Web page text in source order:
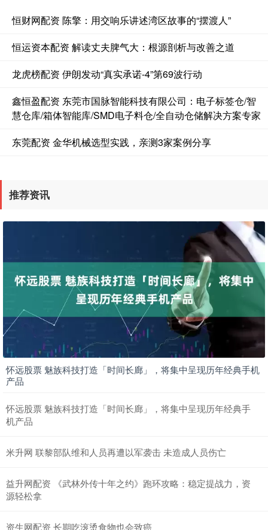
恒财网配资 陈擎：用交响乐讲述湾区故事的“摆渡人”
恒运资本配资 解读丈夫脾气大：根源剖析与改善之道
龙虎榜配资 伊朗发动“真实承诺-4”第69波行动
鑫恒盈配资 东莞市国脉智能科技有限公司：电子标签仓/智
慧仓库/箱体智能库/SMD电子料仓/全自动仓储解决方案专家
东莞配资 金华机械选型实践，亲测3家案例分享
推荐资讯
怀远股票 魅族科技打造「时间长廊」，将集中呈现历年经典手机
产品
怀远股票 魅族科技打造「时间长廊」，将集中呈现历年经典手
机产品
米升网 联黎部队维和人员再遭以军袭击 未造成人员伤亡
益升网配资 《武林外传十年之约》跑环攻略：稳定提战力，资
源轻松拿
资生网配资 长期吃滚烫食物也会致癌